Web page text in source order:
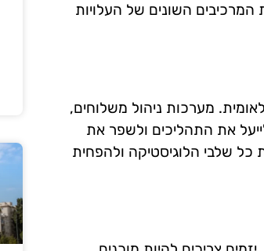
השונים של העלויות
מערכות ניהול משלוחים,
את התהליכים ולשפר את
כל שלבי הלוגיסטיקה ולהפחית